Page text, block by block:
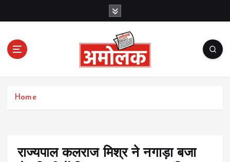
c
Amolak News
Home
राज्यपाल कलराज मिश्र ने नगाड़ा बजा